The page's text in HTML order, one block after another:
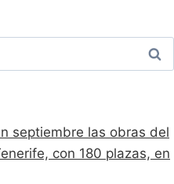
septiembre las obras del
con 180 plazas, en